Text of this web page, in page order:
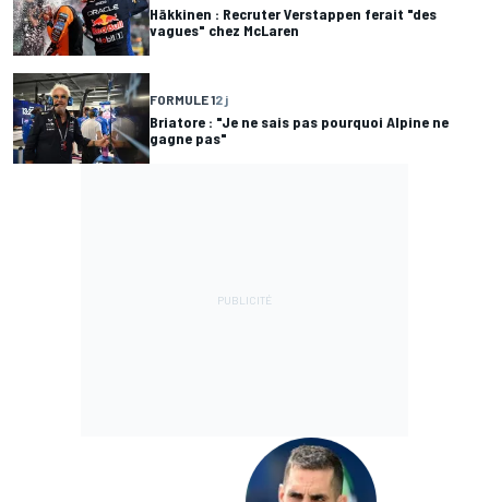
Häkkinen : Recruter Verstappen ferait "des
vagues" chez McLaren
FORMULE 12 j
Briatore : "Je ne sais pas pourquoi Alpine ne
gagne pas"